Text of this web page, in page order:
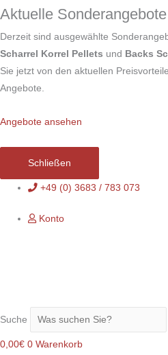
Aktuelle
Derzeit sind ausgewählte
Scharrel Korrel Pellets und Backs
Sie jetzt von den aktuellen
Angebote.
Angebote ansehen
Schließen
Zum
springen
+49 (0) 3683 / 783 073
Konto
Suche
0,00€ 0 Warenkorb